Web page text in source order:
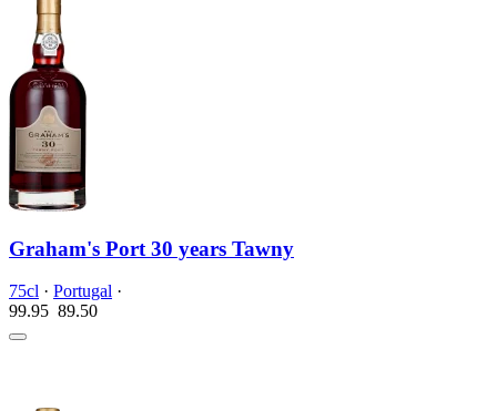
Graham's Port 30 years Tawny
75cl · Portugal ·
99.95 89.50